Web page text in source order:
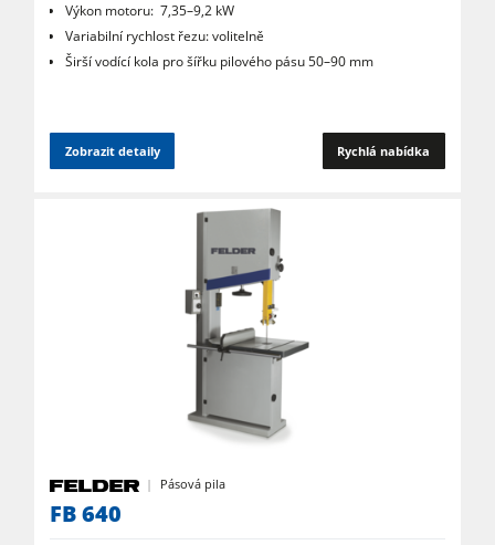
Výkon motoru: 7,35–9,2 kW
Variabilní rychlost řezu: volitelně
Širší vodící kola pro šířku pilového pásu 50–90 mm
Zobrazit detaily Rychlá nabídka
Pásová pila
FB 640